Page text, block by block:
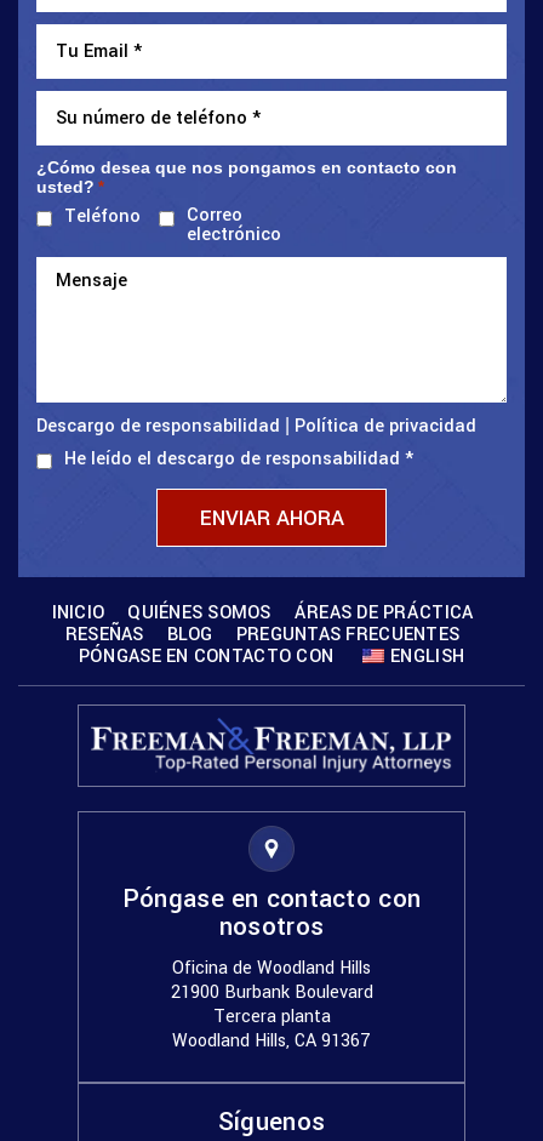
¿Cómo desea que nos pongamos en contacto con
usted? *
Teléfono Correo
electrónico
Descargo de responsabilidad
Política de privacidad
He leído el descargo de responsabilidad *
INICIO QUIÉNES SOMOS
ÁREAS DE PRÁCTICA
RESEÑAS
BLOG
PREGUNTAS FRECUENTES
PÓNGASE EN CONTACTO CON
ENGLISH
Póngase en contacto con
nosotros
Oficina de Woodland Hills
21900 Burbank Boulevard
Tercera planta
Woodland Hills, CA 91367
Síguenos